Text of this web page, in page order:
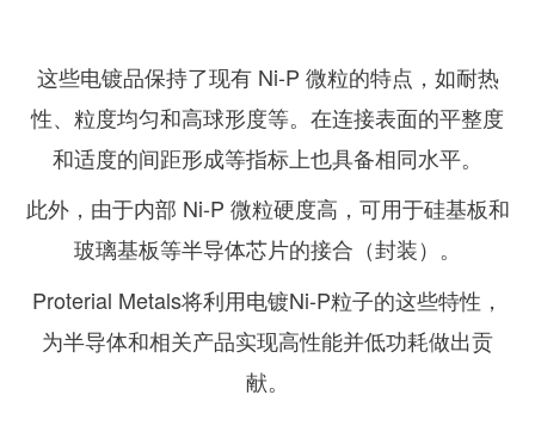
这些电镀品保持了现有 Ni-P 微粒的特点，如耐热
性、粒度均匀和高球形度等。在连接表面的平整度
和适度的间距形成等指标上也具备相同水平。
此外，由于内部 Ni-P 微粒硬度高，可用于硅基板和
玻璃基板等半导体芯片的接合（封装）。
Proterial Metals将利用电镀Ni-P粒子的这些特性，
为半导体和相关产品实现高性能并低功耗做出贡
献。